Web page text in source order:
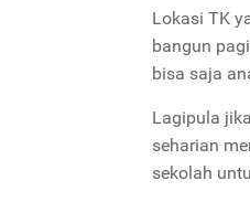
Lokasi TK
bangun
bisa saja
Lagipula
seharian
sekolah